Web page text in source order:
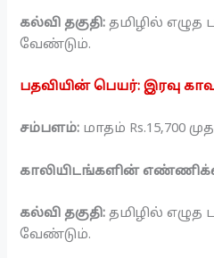
கல்வி தகுதி: தமிழில் எழுத
வேண்டும்.
பதவியின் பெயர்: இரவு
சம்பளம்: மாதம் Rs.15,700
காலியிடங்களின்
கல்வி தகுதி: தமிழில் எழுத
வேண்டும்.